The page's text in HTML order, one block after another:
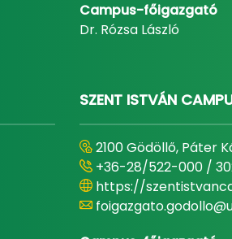
Campus-főigazgató
Dr. Rózsa László
SZENT ISTVÁN
2100 Gödöllő, Páter
+36-28/522-000 /
https://